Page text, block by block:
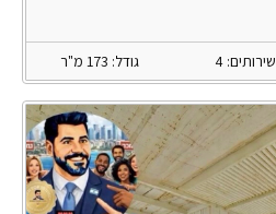
שירותים: 4 גודל: 173 מ"ר